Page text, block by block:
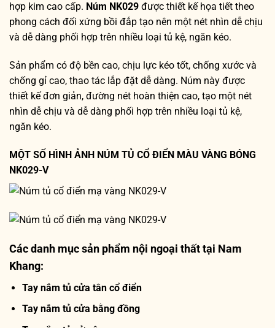
hợp kim cao cấp. Núm NK029 được thiết kế họa tiết theo
phong cách đối xứng bồi đắp tạo nên một nét nhìn dễ chịu
và dễ dàng phối hợp trên nhiều loại tủ kệ, ngăn kéo.
Sản phẩm có độ bền cao, chịu lực kéo tốt, chống xước và
chống gỉ cao, thao tác lắp đặt dễ dàng. Núm này được
thiết kế đơn giản, đường nét hoàn thiện cao, tạo một nét
nhìn dễ chịu và dễ dàng phối hợp trên nhiều loại tủ kệ,
ngăn kéo.
MỘT SỐ HÌNH ẢNH NÚM TỦ CỔ ĐIỂN MÀU VÀNG BÓNG
NK029-V
Các danh mục sản phẩm nội ngoại thất tại Nam
Khang:
Tay nắm tủ cửa tân cổ điển
Tay nắm tủ cửa bằng đồng